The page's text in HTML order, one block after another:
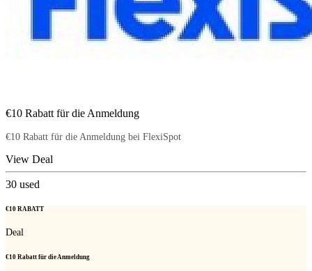
€10 Rabatt für die Anmeldung
€10 Rabatt für die Anmeldung bei FlexiSpot
View Deal
30 used
€10 RABATT
Deal
€10 Rabatt für die Anmeldung